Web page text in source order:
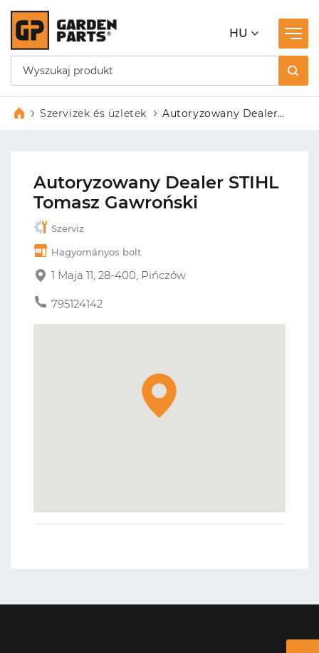
HU
Szervizek és üzletek
Autoryzowany Dealer
Autoryzowany Dealer STIHL
Tomasz Gawroński
Szerviz
Hagyományos bolt
1 Maja 11, 28-400, Pińczów
795124142